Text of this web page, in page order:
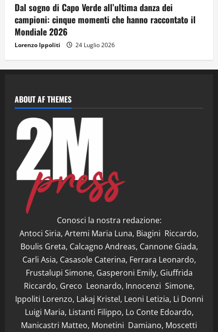
Dal sogno di Capo Verde all’ultima danza dei
campioni: cinque momenti che hanno raccontato il
Mondiale 2026
Lorenzo Ippoliti 24 Luglio 2026
ABOUT AF THEMES
Conosci la nostra redazione:
Antoci Siria, Artemi Maria Luna, Biagini Riccardo,
Boulis Greta, Calcagno Andreas, Cannone Giada,
Carli Asia, Casasole Caterina, Ferrara Leonardo,
Frustalupi Simone, Gasperoni Emily, Giuffrida
Riccardo, Greco Leonardo, Innocenzi Simone,
Ippoliti Lorenzo, Lakaj Kristel, Leoni Letizia, Li Donni
Luigi Maria, Listanti Filippo, Lo Conte Edoardo,
Manicastri Matteo, Monetini Damiano, Moscetti